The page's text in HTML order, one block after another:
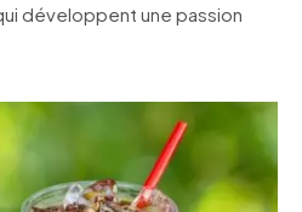
développent une passion